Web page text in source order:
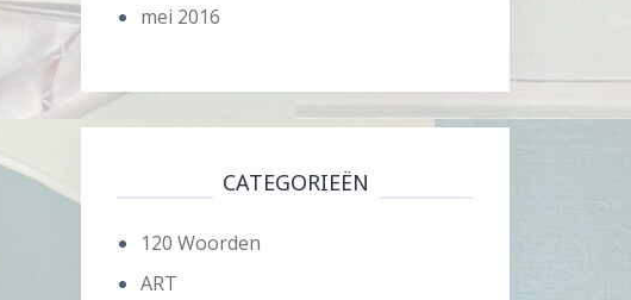
mei 2016
CATEGORIEËN
120 Woorden
ART